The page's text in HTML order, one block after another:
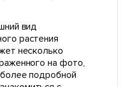
вид
растения
несколько
на фото,
подробной